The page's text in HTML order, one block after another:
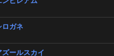
ロガネ
ールスカイ